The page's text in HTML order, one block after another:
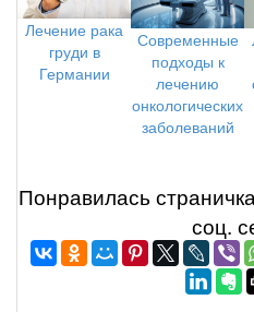
Лечение рака
груди в
Германии
Современные
подходы к
лечению
онкологических
заболеваний
Понравилась
соц.